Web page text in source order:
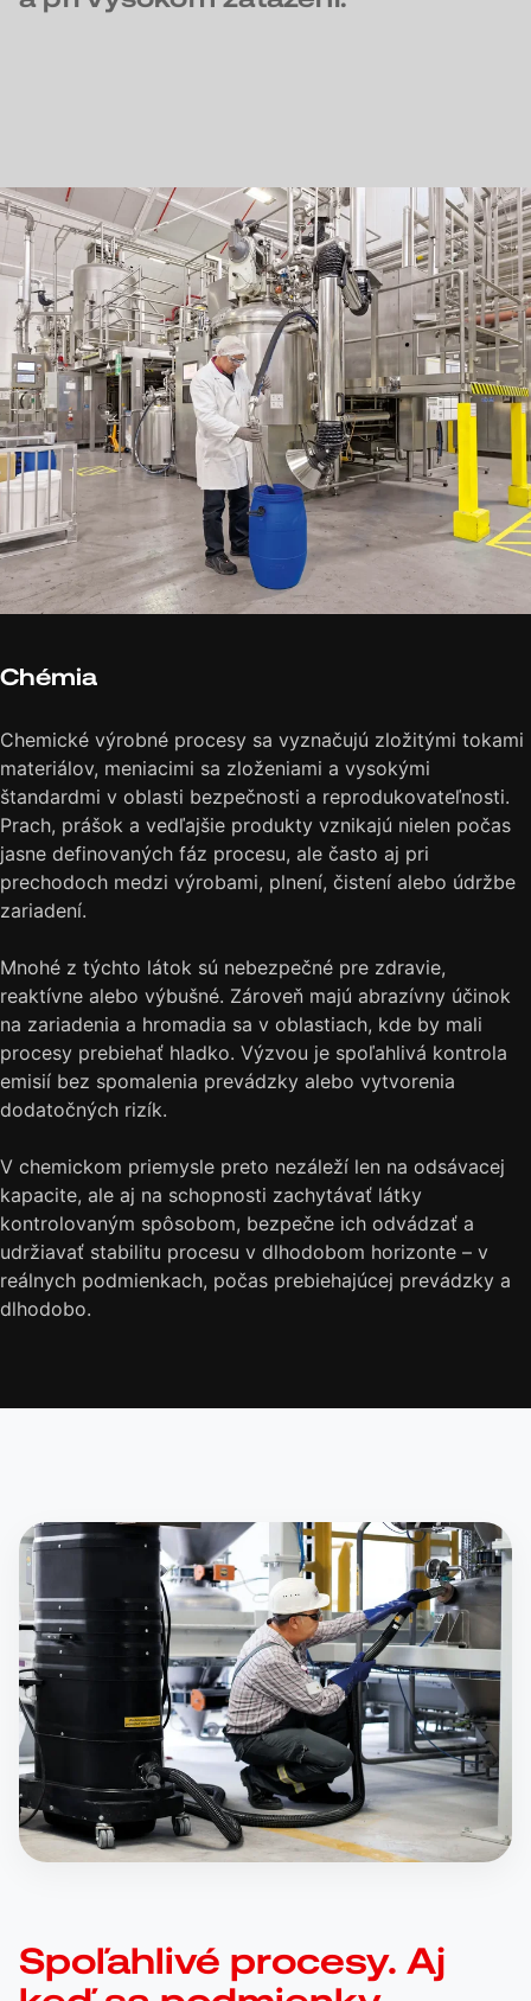
Z výrobnej praxe.
Chémia
Chemické výrobné procesy sa vyznačujú zložitými tokami
materiálov, meniacimi sa zloženiami a vysokými
štandardmi v oblasti bezpečnosti a reprodukovateľnosti.
Prach, prášok a vedľajšie produkty vznikajú nielen počas
jasne definovaných fáz procesu, ale často aj pri
prechodoch medzi výrobami, plnení, čistení alebo údržbe
zariadení.
Mnohé z týchto látok sú nebezpečné pre zdravie,
reaktívne alebo výbušné. Zároveň majú abrazívny účinok
na zariadenia a hromadia sa v oblastiach, kde by mali
procesy prebiehať hladko. Výzvou je spoľahlivá kontrola
emisií bez spomalenia prevádzky alebo vytvorenia
dodatočných rizík.
V chemickom priemysle preto nezáleží len na odsávacej
kapacite, ale aj na schopnosti zachytávať látky
kontrolovaným spôsobom, bezpečne ich odvádzať a
udržiavať stabilitu procesu v dlhodobom horizonte – v
reálnych podmienkach, počas prebiehajúcej prevádzky a
dlhodobo.
Spoľahlivé procesy. Aj